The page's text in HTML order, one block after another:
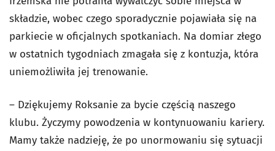
składzie, wobec czego sporadycznie pojawiała się na
parkiecie w oficjalnych spotkaniach. Na domiar złego
w ostatnich tygodniach zmagała się z kontuzja, która
uniemożliwiła jej trenowanie.
– Dziękujemy Roksanie za bycie częścią naszego
klubu. Życzymy powodzenia w kontynuowaniu kariery.
Mamy także nadzieję, że po unormowaniu się sytuacji